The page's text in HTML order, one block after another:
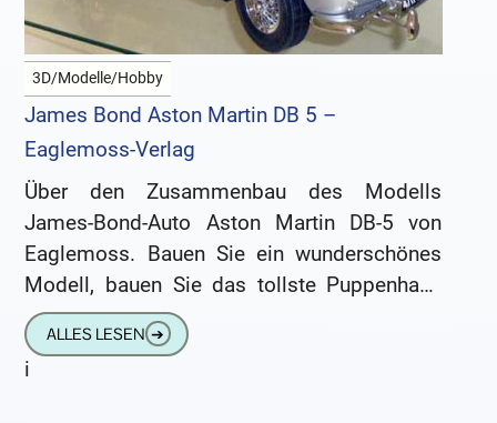
3D/Modelle/Hobby
James Bond Aston Martin DB 5 –
Eaglemoss-Verlag
Über den Zusammenbau des Modells
James-Bond-Auto Aston Martin DB-5 von
Eaglemoss. Bauen Sie ein wunderschönes
Modell, bauen Sie das tollste Puppenhaus
der Welt, bauen Sie das James Bond Auto,
wundervolles
ALLES LESEN ➔
i